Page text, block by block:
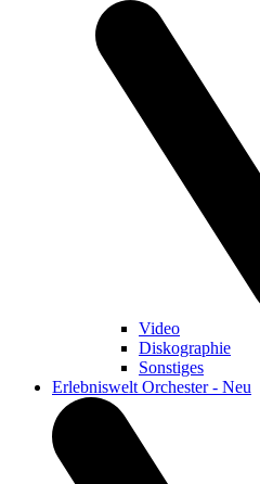
Video
Diskographie
Sonstiges
Erlebniswelt Orchester - Neu